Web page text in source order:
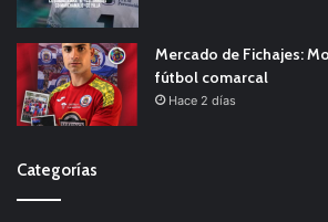
Mercado de Fichajes:
fútbol comarcal
Hace 2 días
Categorías